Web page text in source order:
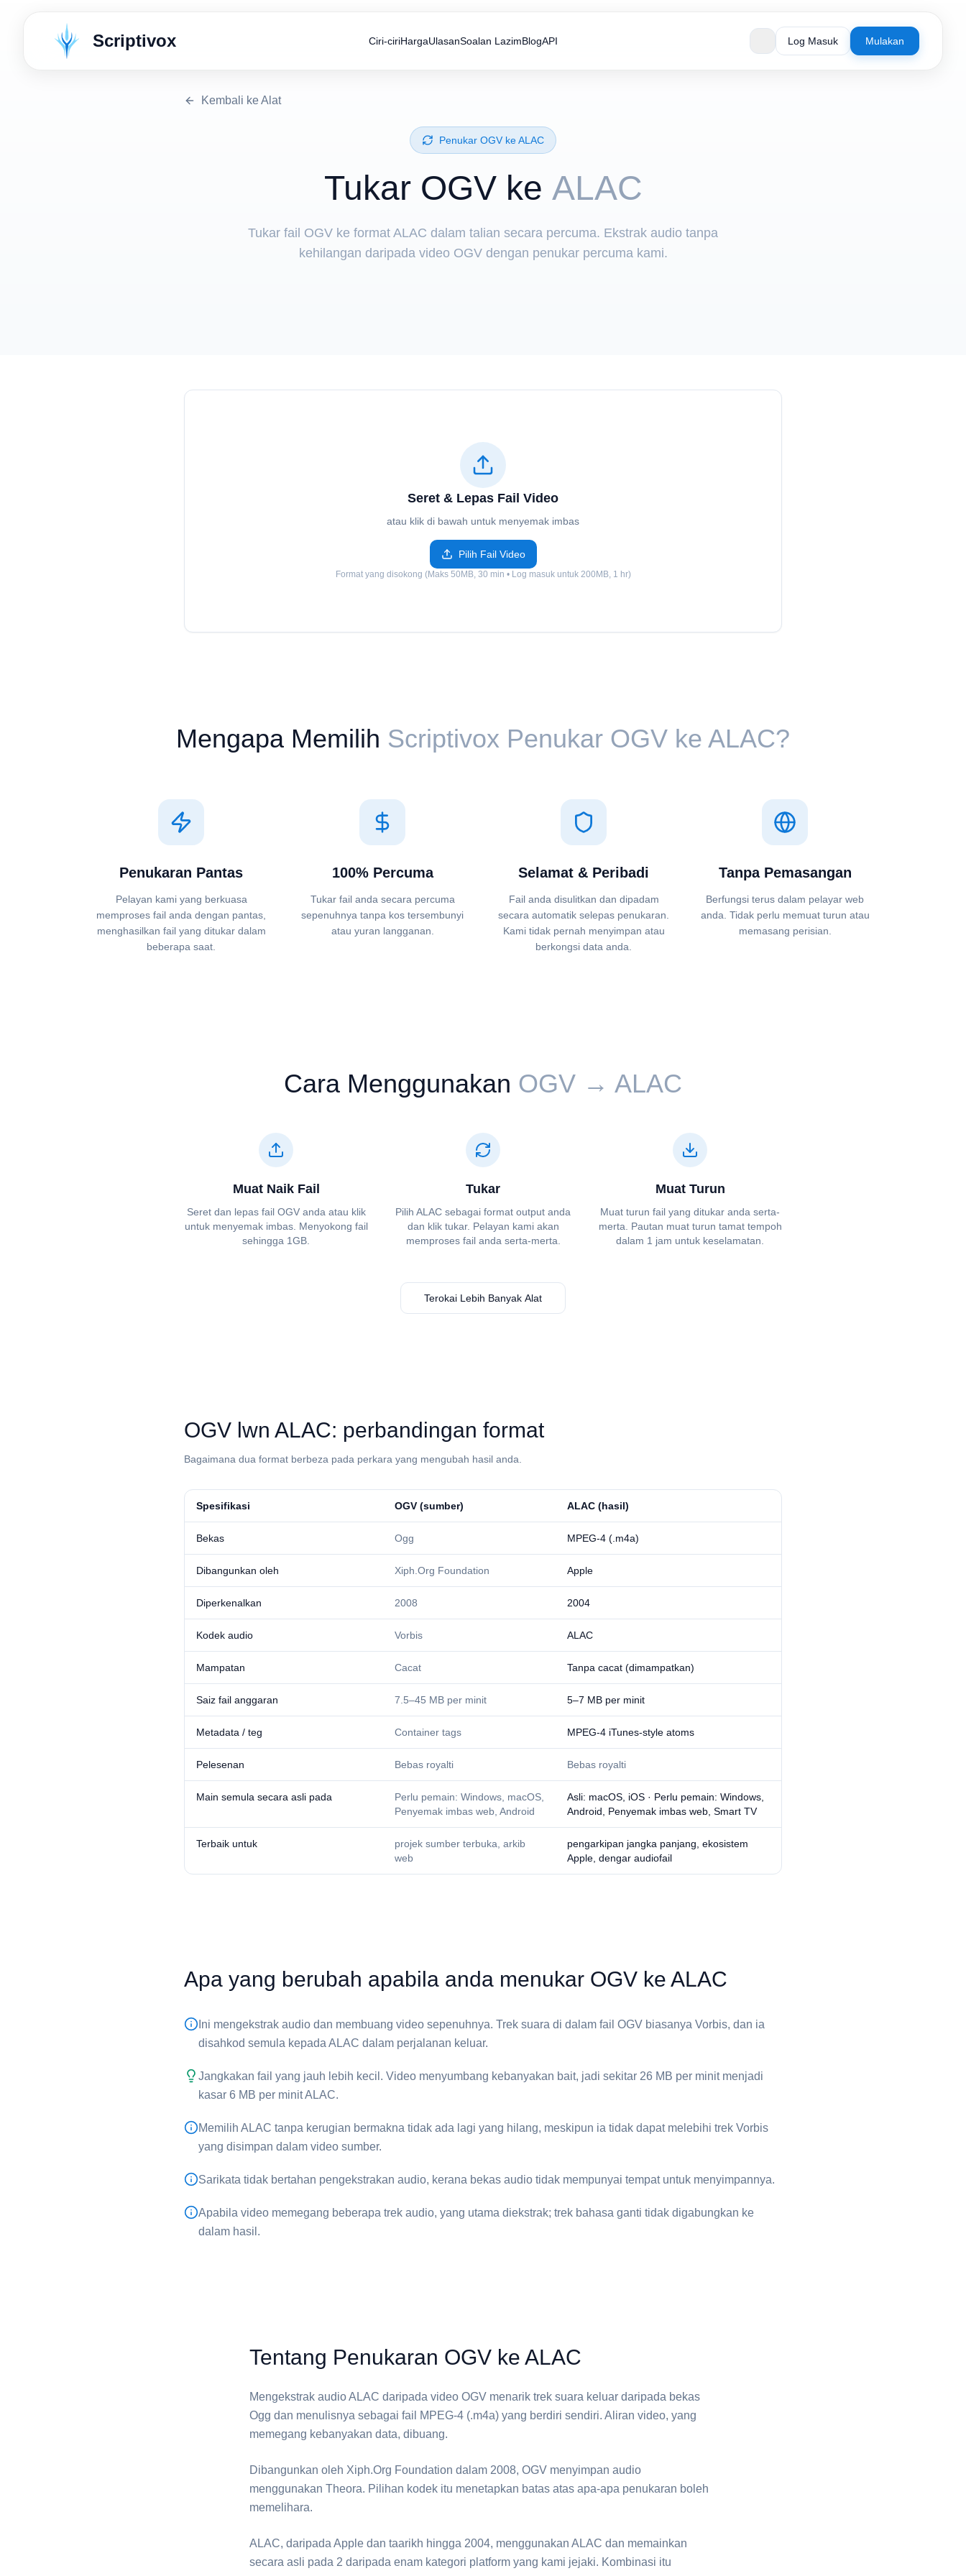
Scriptivox Ciri-ciriHargaUlasanSoalan LazimBlogAPI Log Masuk Mulakan
Kembali ke Alat
Penukar ⁦OGV⁩ ke ⁦ALAC⁩
Tukar ⁦OGV⁩ ke ALAC
Tukar fail OGV ke format ALAC dalam talian secara percuma. Ekstrak audio tanpa
kehilangan daripada video OGV dengan penukar percuma kami.
Seret & Lepas Fail Video
atau klik di bawah untuk menyemak imbas
Pilih Fail Video
Format yang disokong (Maks 50MB, 30 min • Log masuk untuk 200MB, 1 hr)
Mengapa Memilih Scriptivox Penukar ⁦OGV⁩ ke ⁦ALAC⁩?
Penukaran Pantas
Pelayan kami yang berkuasa
memproses fail anda dengan pantas,
menghasilkan fail yang ditukar dalam
beberapa saat.
100% Percuma
Tukar fail anda secara percuma
sepenuhnya tanpa kos tersembunyi
atau yuran langganan.
Selamat & Peribadi
Fail anda disulitkan dan dipadam
secara automatik selepas penukaran.
Kami tidak pernah menyimpan atau
berkongsi data anda.
Tanpa Pemasangan
Berfungsi terus dalam pelayar web
anda. Tidak perlu memuat turun atau
memasang perisian.
Cara Menggunakan ⁦⁦OGV⁩⁩ → ⁦⁦ALAC⁩⁩
Muat Naik Fail
Seret dan lepas fail ⁦⁦OGV⁩⁩ anda atau klik
untuk menyemak imbas. Menyokong fail
sehingga 1GB.
Tukar
Pilih ⁦⁦ALAC⁩⁩ sebagai format output anda
dan klik tukar. Pelayan kami akan
memproses fail anda serta-merta.
Muat Turun
Muat turun fail yang ditukar anda serta-
merta. Pautan muat turun tamat tempoh
dalam 1 jam untuk keselamatan.
Terokai Lebih Banyak Alat
⁦OGV⁩ lwn ⁦ALAC⁩: perbandingan format
Bagaimana dua format berbeza pada perkara yang mengubah hasil anda.
Spesifikasi ⁦OGV⁩ (sumber) ⁦ALAC⁩ (hasil)
Bekas Ogg MPEG-4 (.m4a)
Dibangunkan oleh Xiph.Org Foundation Apple
Diperkenalkan 2008 2004
Kodek audio Vorbis ALAC
Mampatan Cacat Tanpa cacat (dimampatkan)
Saiz fail anggaran 7.5–45 MB per minit 5–7 MB per minit
Metadata / teg Container tags MPEG-4 iTunes-style atoms
Pelesenan Bebas royalti Bebas royalti
Main semula secara asli pada
Perlu pemain: Windows, macOS,
Penyemak imbas web, Android
Asli: macOS, iOS · Perlu pemain: Windows,
Android, Penyemak imbas web, Smart TV
Terbaik untuk
projek sumber terbuka, arkib
web
pengarkipan jangka panjang, ekosistem
Apple, dengar audiofail
Apa yang berubah apabila anda menukar ⁦OGV⁩ ke ⁦ALAC⁩
Ini mengekstrak audio dan membuang video sepenuhnya. Trek suara di dalam fail ⁦OGV⁩ biasanya Vorbis, dan ia
disahkod semula kepada ALAC dalam perjalanan keluar.
Jangkakan fail yang jauh lebih kecil. Video menyumbang kebanyakan bait, jadi sekitar 26 MB per minit menjadi
kasar 6 MB per minit ⁦ALAC⁩.
Memilih ⁦ALAC⁩ tanpa kerugian bermakna tidak ada lagi yang hilang, meskipun ia tidak dapat melebihi trek Vorbis
yang disimpan dalam video sumber.
Sarikata tidak bertahan pengekstrakan audio, kerana bekas audio tidak mempunyai tempat untuk menyimpannya.
Apabila video memegang beberapa trek audio, yang utama diekstrak; trek bahasa ganti tidak digabungkan ke
dalam hasil.
Tentang Penukaran OGV ke ALAC
Mengekstrak audio ⁦ALAC⁩ daripada video ⁦OGV⁩ menarik trek suara keluar daripada bekas
Ogg dan menulisnya sebagai fail MPEG-4 (.m4a) yang berdiri sendiri. Aliran video, yang
memegang kebanyakan data, dibuang.
Dibangunkan oleh Xiph.Org Foundation dalam 2008, ⁦OGV⁩ menyimpan audio
menggunakan Theora. Pilihan kodek itu menetapkan batas atas apa-apa penukaran boleh
memelihara.
⁦ALAC⁩, daripada Apple dan taarikh hingga 2004, menggunakan ALAC dan memainkan
secara asli pada 2 daripada enam kategori platform yang kami jejaki. Kombinasi itu